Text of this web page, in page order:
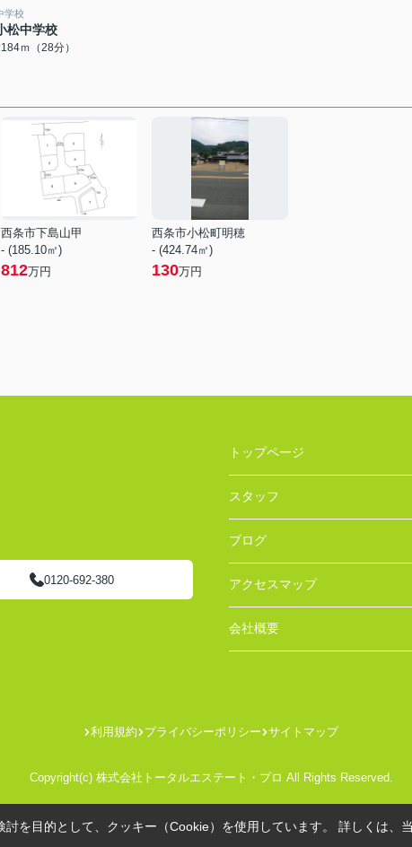
学校
松中学校
ｍ（28分）
西条市下島山甲
- (185.10㎡)
812万円
西条市小松町明穂
- (424.74㎡)
130万円
0120-692-380
トップページ
スタッフ
ブログ
アクセスマップ
会社概要
利用規約 プライバシーポリシー サイトマップ
Copyright(c) 株式会社トータルエステート・プロ All Rights Reserved.
を目的として、クッキー（Cookie）を使用しています。 詳しくは、